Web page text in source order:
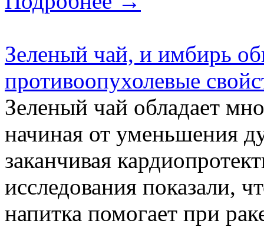
Зеленый чай, и имбирь
противоопухолевые
Зеленый чай обладает
начиная от уменьшения
заканчивая
исследования показали,
напитка помогает при